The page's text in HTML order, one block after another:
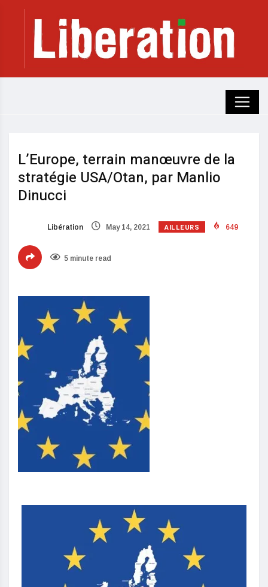
L’Europe, terrain manœuvre de la
stratégie USA/Otan, par Manlio
Dinucci
Libération May 14, 2021 AILLEURS 649
5 minute read